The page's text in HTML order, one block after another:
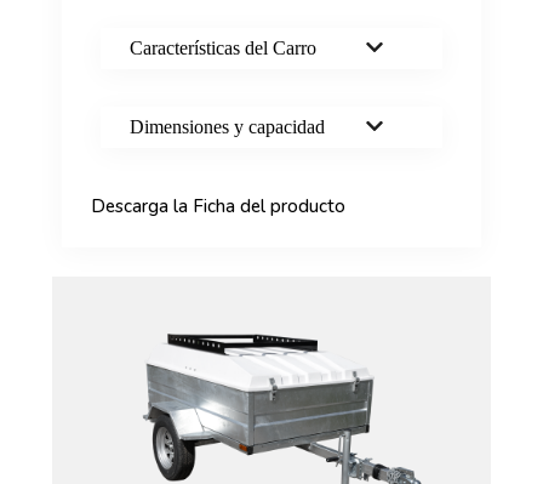
Características del Carro
Dimensiones y capacidad
Descarga la Ficha del producto